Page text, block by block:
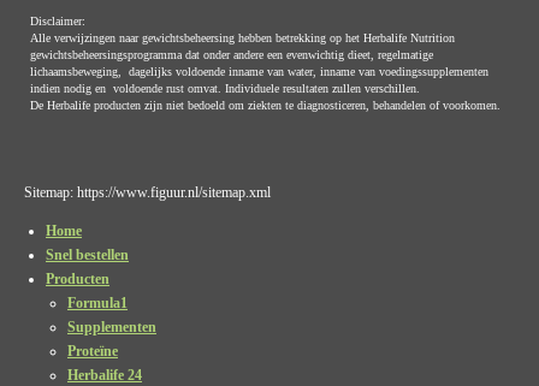
Disclaimer:
Alle verwijzingen naar gewichtsbeheersing hebben betrekking op het Herbalife Nutrition
gewichtsbeheersingsprogramma dat onder andere een evenwichtig dieet, regelmatige
lichaamsbeweging, dagelijks voldoende inname van water, inname van voedingssupplementen
indien nodig en voldoende rust omvat. Individuele resultaten zullen verschillen.
De Herbalife producten zijn niet bedoeld om ziekten te diagnosticeren, behandelen of voorkomen.
Sitemap: https://www.figuur.nl/sitemap.xml
Home
Snel bestellen
Producten
Formula1
Supplementen
Proteïne
Herbalife 24